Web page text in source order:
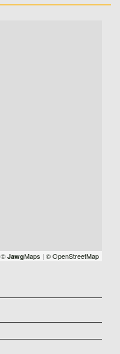
© JawgMaps | © OpenStreetMap